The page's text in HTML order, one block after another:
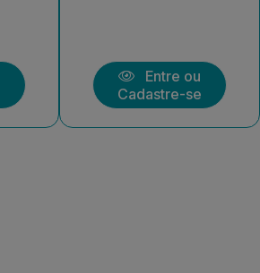
Entre ou
Cadastre-se